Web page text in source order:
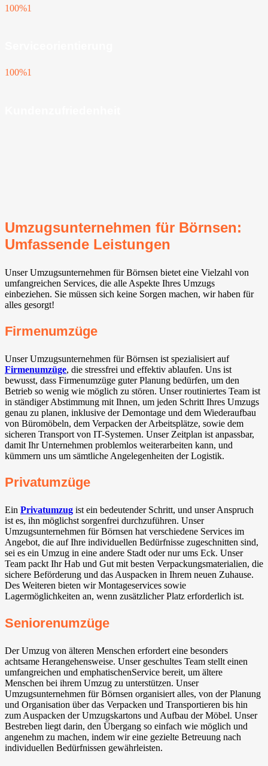
100%1
100%1
Umzugsunternehmen für Börnsen:
Umfassende Leistungen
Unser Umzugsunternehmen für Börnsen bietet eine Vielzahl von
umfangreichen Services, die alle Aspekte Ihres Umzugs
einbeziehen. Sie müssen sich keine Sorgen machen, wir haben für
alles gesorgt!
Firmenumzüge
Unser Umzugsunternehmen für Börnsen ist spezialisiert auf
Firmenumzüge, die stressfrei und effektiv ablaufen. Uns ist
bewusst, dass Firmenumzüge guter Planung bedürfen, um den
Betrieb so wenig wie möglich zu stören. Unser routiniertes Team ist
in ständiger Abstimmung mit Ihnen, um jeden Schritt Ihres Umzugs
genau zu planen, inklusive der Demontage und dem Wiederaufbau
von Büromöbeln, dem Verpacken der Arbeitsplätze, sowie dem
sicheren Transport von IT-Systemen. Unser Zeitplan ist anpassbar,
damit Ihr Unternehmen problemlos weiterarbeiten kann, und
kümmern uns um sämtliche Angelegenheiten der Logistik.
Privatumzüge
Ein Privatumzug ist ein bedeutender Schritt, und unser Anspruch
ist es, ihn möglichst sorgenfrei durchzuführen. Unser
Umzugsunternehmen für Börnsen hat verschiedene Services im
Angebot, die auf Ihre individuellen Bedürfnisse zugeschnitten sind,
sei es ein Umzug in eine andere Stadt oder nur ums Eck. Unser
Team packt Ihr Hab und Gut mit besten Verpackungsmaterialien, die
sichere Beförderung und das Auspacken in Ihrem neuen Zuhause.
Des Weiteren bieten wir Montageservices sowie
Lagermöglichkeiten an, wenn zusätzlicher Platz erforderlich ist.
Seniorenumzüge
Der Umzug von älteren Menschen erfordert eine besonders
achtsame Herangehensweise. Unser geschultes Team stellt einen
umfangreichen und emphatischenService bereit, um ältere
Menschen bei ihrem Umzug zu unterstützen. Unser
Umzugsunternehmen für Börnsen organisiert alles, von der Planung
und Organisation über das Verpacken und Transportieren bis hin
zum Auspacken der Umzugskartons und Aufbau der Möbel. Unser
Bestreben liegt darin, den Übergang so einfach wie möglich und
angenehm zu machen, indem wir eine gezielte Betreuung nach
individuellen Bedürfnissen gewährleisten.